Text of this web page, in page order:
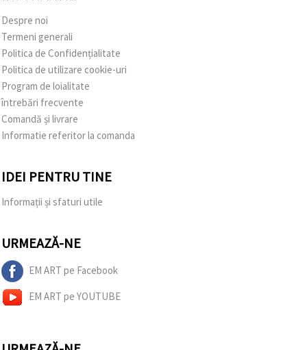
Despre noi
Termeni generali
Politica de Confidențialitate
Politica de utilizare cookie-uri
Program de loialitate
întrebări frecvente
Comandă și livrare
Informatie referitor la comanda
IDEI PENTRU TINE
Informații și sfaturi utile
URMEAZĂ-NE
EM ART pe Facebook
EM ART pe YOUTUBE